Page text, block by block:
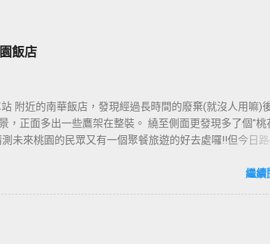
飯店
附近的南華飯店，發現經過長時間的廢棄(就沒人用嘛)
，正面多出一些鷹架在整裝。 繞至側面更發現多了個"桃
未來桃園的民眾又有一個聚餐旅遊的好去處囉!!但今日
繼續